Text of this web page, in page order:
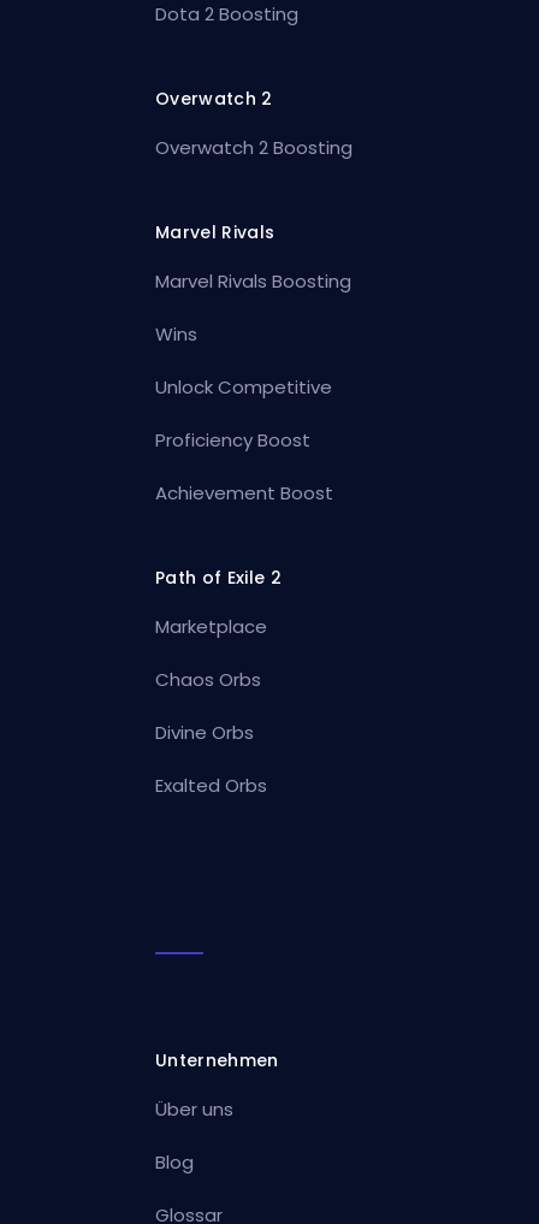
Dota 2 Boosting
Overwatch 2
Overwatch 2 Boosting
Marvel Rivals
Marvel Rivals Boosting
Wins
Unlock Competitive
Proficiency Boost
Achievement Boost
Path of Exile 2
Marketplace
Chaos Orbs
Divine Orbs
Exalted Orbs
Unternehmen
Über uns
Blog
Glossar